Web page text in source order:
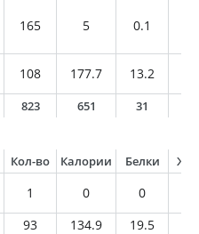
165 5 0.1
108 177.7 13.2
823 651 31
Кол-во Калории Белки
1 0 0
93 134.9 19.5